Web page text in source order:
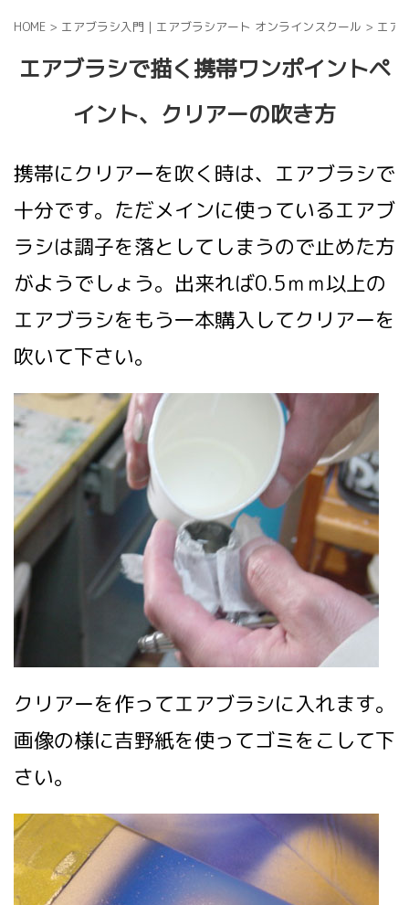
HOME > エアブラシ入門｜エアブラシアート オンラインスクール > エア
エアブラシで描く携帯ワンポイントペ
イント、クリアーの吹き方
携帯にクリアーを吹く時は、エアブラシで
十分です。ただメインに使っているエアブ
ラシは調子を落としてしまうので止めた方
がようでしょう。出来れば0.5ｍｍ以上の
エアブラシをもう一本購入してクリアーを
吹いて下さい。
クリアーを作ってエアブラシに入れます。
画像の様に吉野紙を使ってゴミをこして下
さい。